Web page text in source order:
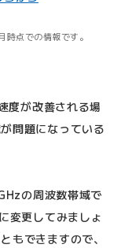
点での情報です。
度が改善される場
問題になっている
の周波数帯域で
変更してみましょ
もできますので、